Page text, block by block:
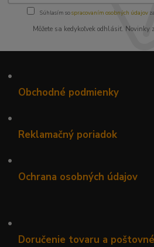
Súhlasím sospracovaním osobných údajov
Môžete sa kedykoľvek odhlásiť.
•
Obchodné podmienky
•
Reklamačný poriadok
•
Ochrana osobných údajov
•
Doručenie tovaru a poštovné